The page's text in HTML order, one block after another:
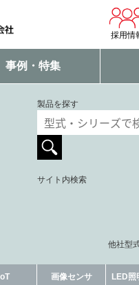
採用情
事例・特集
製品を探す
サイト内検索
他社型
画像センサ LED照